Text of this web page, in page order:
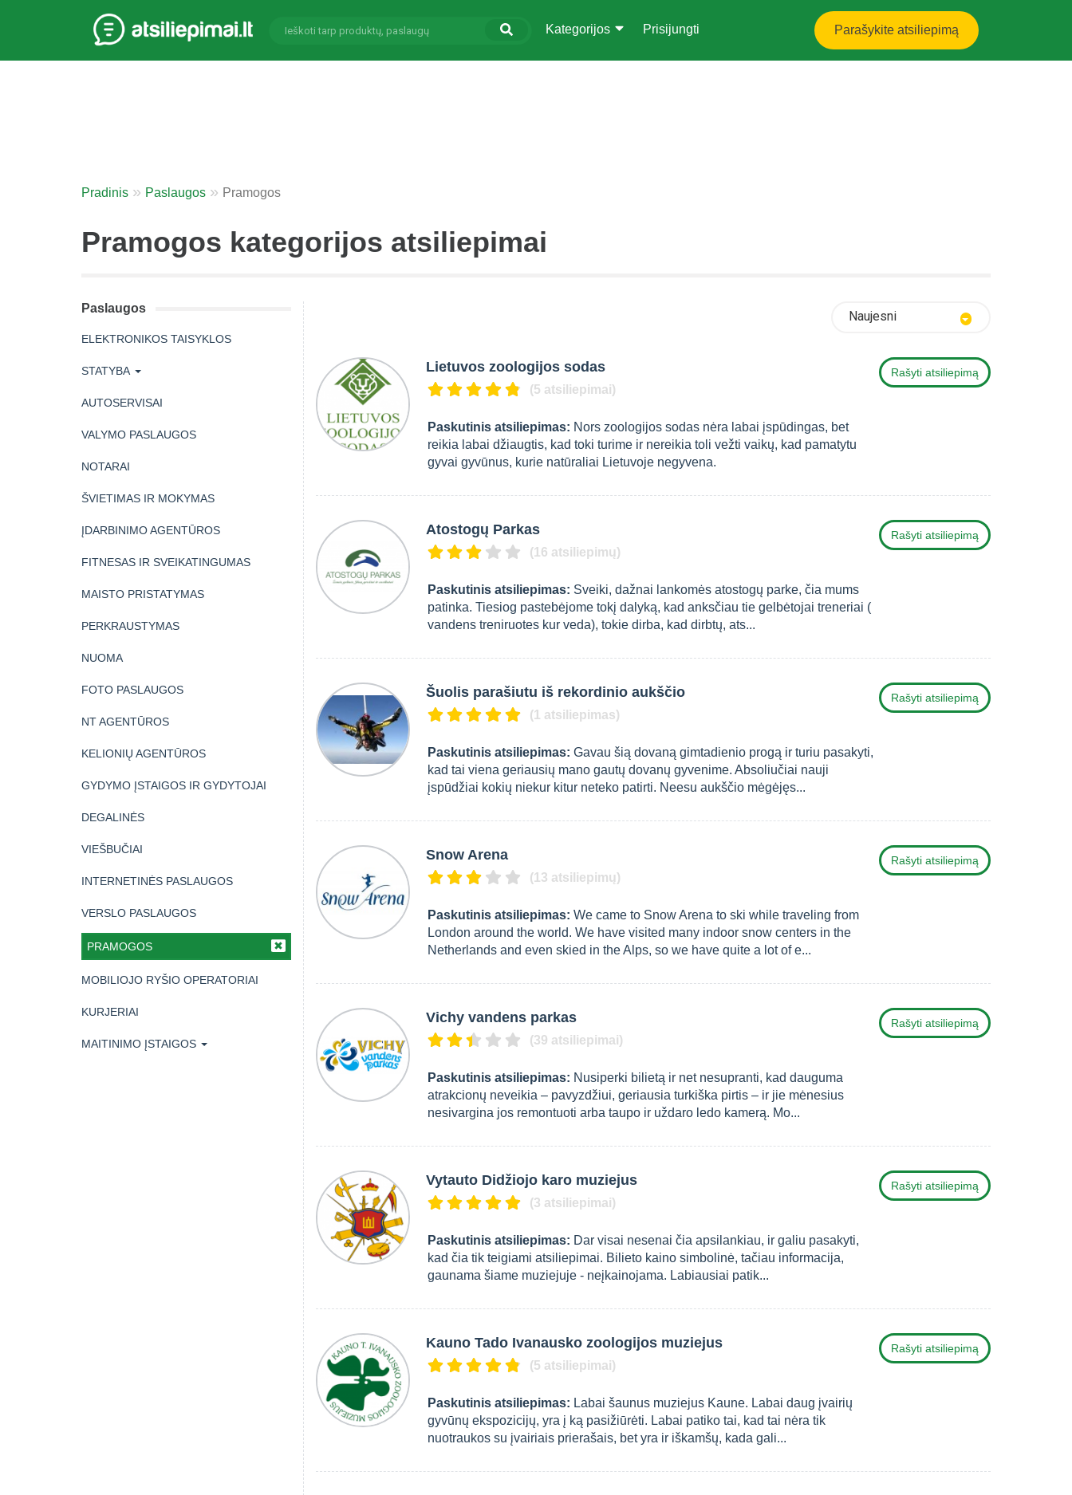
Parašykite atsiliepimą
Kategorijos Prisijungti
Pradinis Paslaugos Pramogos
Pramogos kategorijos atsiliepimai
Paslaugos
ELEKTRONIKOS TAISYKLOS
STATYBA
AUTOSERVISAI
VALYMO PASLAUGOS
NOTARAI
ŠVIETIMAS IR MOKYMAS
ĮDARBINIMO AGENTŪROS
FITNESAS IR SVEIKATINGUMAS
MAISTO PRISTATYMAS
PERKRAUSTYMAS
NUOMA
FOTO PASLAUGOS
NT AGENTŪROS
KELIONIŲ AGENTŪROS
GYDYMO ĮSTAIGOS IR GYDYTOJAI
DEGALINĖS
VIEŠBUČIAI
INTERNETINĖS PASLAUGOS
VERSLO PASLAUGOS
PRAMOGOS
MOBILIOJO RYŠIO OPERATORIAI
KURJERIAI
MAITINIMO ĮSTAIGOS
Naujesni
Lietuvos zoologijos sodas
(5 atsiliepimai)
Paskutinis atsiliepimas: Nors zoologijos sodas nėra labai įspūdingas, bet
reikia labai džiaugtis, kad toki turime ir nereikia toli vežti vaikų, kad pamatytu
gyvai gyvūnus, kurie natūraliai Lietuvoje negyvena.
Rašyti atsiliepimą
Atostogų Parkas
(16 atsiliepimų)
Paskutinis atsiliepimas: Sveiki, dažnai lankomės atostogų parke, čia mums
patinka. Tiesiog pastebėjome tokį dalyką, kad anksčiau tie gelbėtojai treneriai (
vandens treniruotes kur veda), tokie dirba, kad dirbtų, ats...
Rašyti atsiliepimą
Šuolis parašiutu iš rekordinio aukščio
(1 atsiliepimas)
Paskutinis atsiliepimas: Gavau šią dovaną gimtadienio progą ir turiu pasakyti,
kad tai viena geriausių mano gautų dovanų gyvenime. Absoliučiai nauji
įspūdžiai kokių niekur kitur neteko patirti. Neesu aukščio mėgėjęs...
Rašyti atsiliepimą
Snow Arena
(13 atsiliepimų)
Paskutinis atsiliepimas: We came to Snow Arena to ski while traveling from
London around the world. We have visited many indoor snow centers in the
Netherlands and even skied in the Alps, so we have quite a lot of e...
Rašyti atsiliepimą
Vichy vandens parkas
(39 atsiliepimai)
Paskutinis atsiliepimas: Nusiperki bilietą ir net nesupranti, kad dauguma
atrakcionų neveikia – pavyzdžiui, geriausia turkiška pirtis – ir jie mėnesius
nesivargina jos remontuoti arba taupo ir uždaro ledo kamerą. Mo...
Rašyti atsiliepimą
Vytauto Didžiojo karo muziejus
(3 atsiliepimai)
Paskutinis atsiliepimas: Dar visai nesenai čia apsilankiau, ir galiu pasakyti,
kad čia tik teigiami atsiliepimai. Bilieto kaino simbolinė, tačiau informacija,
gaunama šiame muziejuje - neįkainojama. Labiausiai patik...
Rašyti atsiliepimą
Kauno Tado Ivanausko zoologijos muziejus
(5 atsiliepimai)
Paskutinis atsiliepimas: Labai šaunus muziejus Kaune. Labai daug įvairių
gyvūnų ekspozicijų, yra į ką pasižiūrėti. Labai patiko tai, kad tai nėra tik
nuotraukos su įvairiais prierašais, bet yra ir iškamšų, kada gali...
Rašyti atsiliepimą